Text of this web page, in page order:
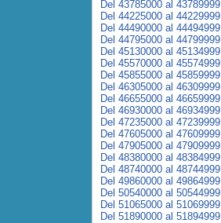
Del 43785000 al 43789999
Del 44225000 al 44229999
Del 44490000 al 44494999
Del 44795000 al 44799999
Del 45130000 al 45134999
Del 45570000 al 45574999
Del 45855000 al 45859999
Del 46305000 al 46309999
Del 46655000 al 46659999
Del 46930000 al 46934999
Del 47235000 al 47239999
Del 47605000 al 47609999
Del 47905000 al 47909999
Del 48380000 al 48384999
Del 48740000 al 48744999
Del 49860000 al 49864999
Del 50540000 al 50544999
Del 51065000 al 51069999
Del 51890000 al 51894999